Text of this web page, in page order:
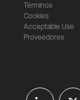
Términos
Cookies
Acceptable Use
Proveedores